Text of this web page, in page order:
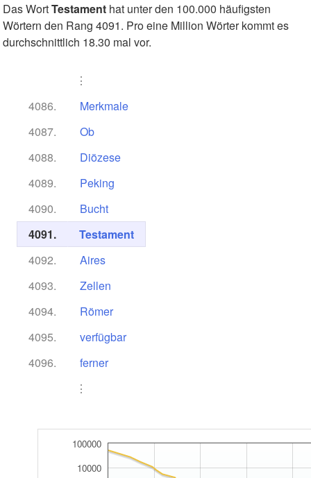
Das WortTestament hat unter den 100.000 häufigsten
Wörtern den Rang 4091. Pro eine Million Wörter kommt es
durchschnittlich 18.30 mal vor.
⋮
4086.
Merkmale
4087.
Ob
4088.
Diözese
4089.
Peking
4090.
Bucht
4091.
Testament
4092.
Aires
4093.
Zellen
4094.
Römer
4095.
verfügbar
4096.
ferner
⋮
10000
100000